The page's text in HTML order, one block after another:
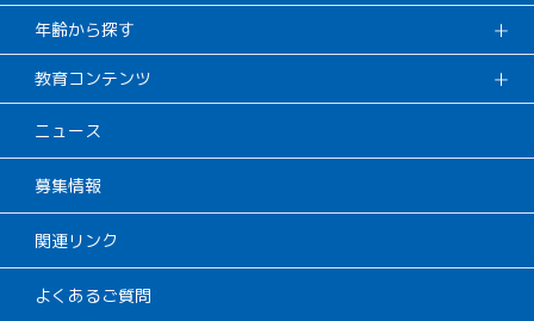
年齢から探す
教育コンテンツ
ニュース
募集情報
関連リンク
よくあるご質問